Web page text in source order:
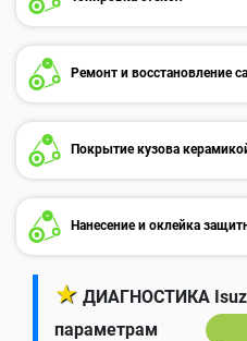
Ремонт и восстановление
Покрытие кузова
Нанесение и оклейка
★ ДИАГНОСТИКА
параметрам